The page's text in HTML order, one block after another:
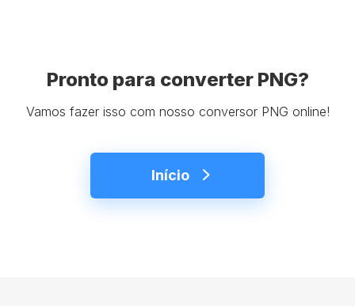
Pronto para converter PNG?
Vamos fazer isso com nosso conversor PNG online!
Início